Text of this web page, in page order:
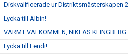
Diskvalificerade ur Distriktsmästerskapen
Lycka till Albin!
VARMT VÄLKOMMEN, NIKLAS KLINGBERG
Lycka till Lendi!